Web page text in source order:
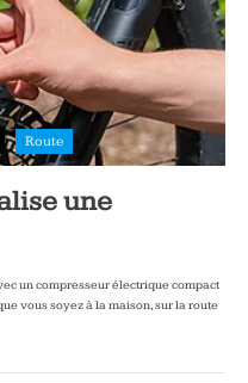
Route
une
un compresseur électrique compact
vous soyez à la maison, sur la route